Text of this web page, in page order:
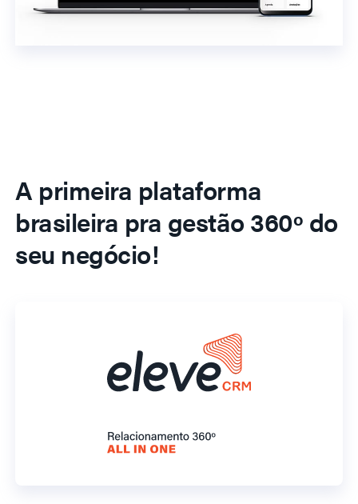
A primeira plataforma
brasileira pra gestão 360º do
seu negócio!